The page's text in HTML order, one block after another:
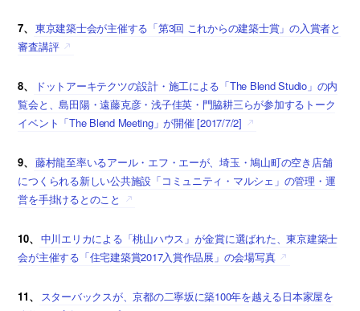
7、 東京建築士会が主催する「第3回 これからの建築士賞」の入賞者と
審査講評
8、
ドットアーキテクツの設計・施工による「The Blend Studio」の内
覧会と、島田陽・遠藤克彦・浅子佳英・門脇耕三らが参加するトーク
イベント「The Blend Meeting」が開催 [2017/7/2]
9、 藤村龍至率いるアール・エフ・エーが、埼玉・鳩山町の空き店舗
につくられる新しい公共施設「コミュニティ・マルシェ」の管理・運
営を手掛けるとのこと
10、 中川エリカによる「桃山ハウス」が金賞に選ばれた、東京建築士
会が主催する「住宅建築賞2017入賞作品展」の会場写真
11、
スターバックスが、京都の二寧坂に築100年を越える日本家屋を